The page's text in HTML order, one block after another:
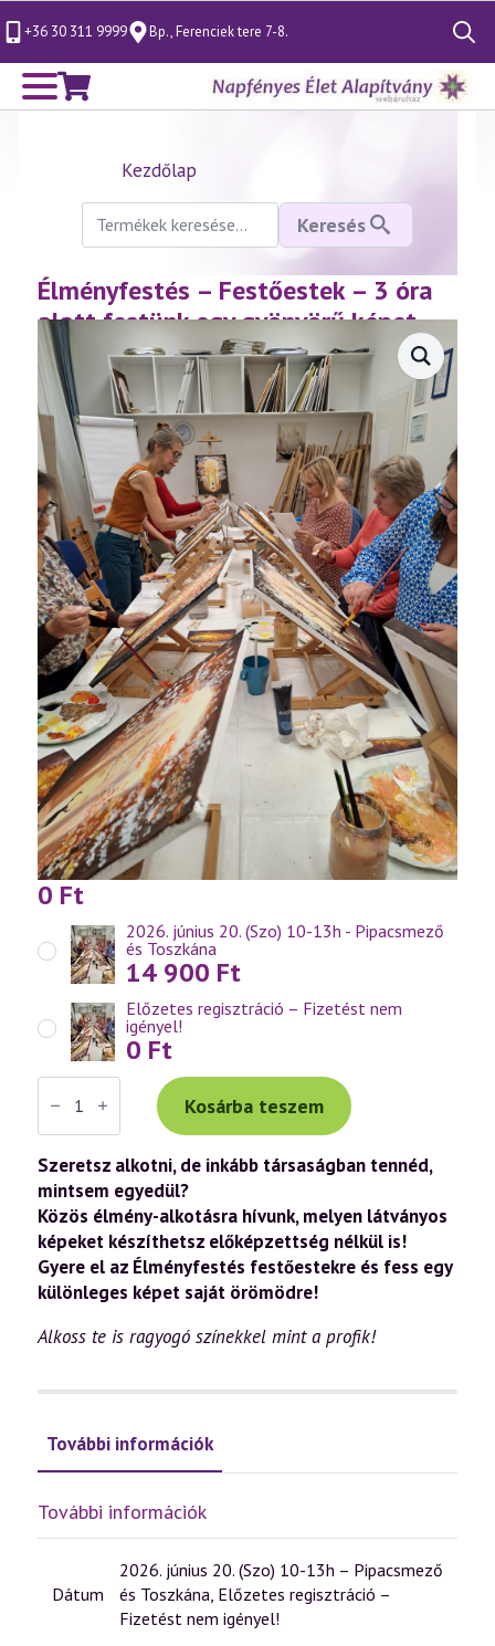
+36 30 311 9999 Bp., Ferenciek tere 7-8.
Search
for:
Kezdőlap
Keresés
következőre:
Keresés
Élményfestés – Festőestek – 3 óra
alatt festünk egy gyönyörű képet –
tanfolyam
0 Ft
2026. június 20. (Szo) 10-13h - Pipacsmező
és Toszkána
14 900 Ft
Előzetes regisztráció – Fizetést nem
igényel!
0 Ft
Élményfestés
Festőestek
–
3
óra
alatt
festünk
egy
gyönyörű
képet
-
tanfolyam
Kosárba teszem
Szeretsz alkotni, de inkább társaságban tennéd,
mintsem egyedül?
Közös élmény-alkotásra hívunk, melyen látványos
képeket készíthetsz előképzettség nélkül is!
Gyere el az Élményfestés festőestekre és fess egy
különleges képet saját örömödre!
Alkoss te is ragyogó színekkel mint a profik!
További információk
További információk
Dátum
2026. június 20. (Szo) 10-13h – Pipacsmező
és Toszkána, Előzetes regisztráció –
Fizetést nem igényel!